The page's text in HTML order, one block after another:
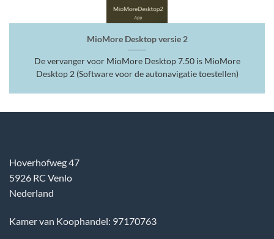
MioMore Desktop versie 2
De vervanger voor MioMore Desktop 7.50 is MioMore
Desktop 2 (Software voor de autonavigatie toestellen)
Hoverhofweg 47
5926 RC Venlo
Nederland
Kamer van Koophandel: 97170763